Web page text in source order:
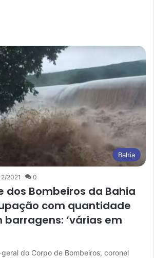
Bahia
2021 0
dos Bombeiros da Bahia
com quantidade
barragens: ‘várias em
do Corpo de Bombeiros, coronel